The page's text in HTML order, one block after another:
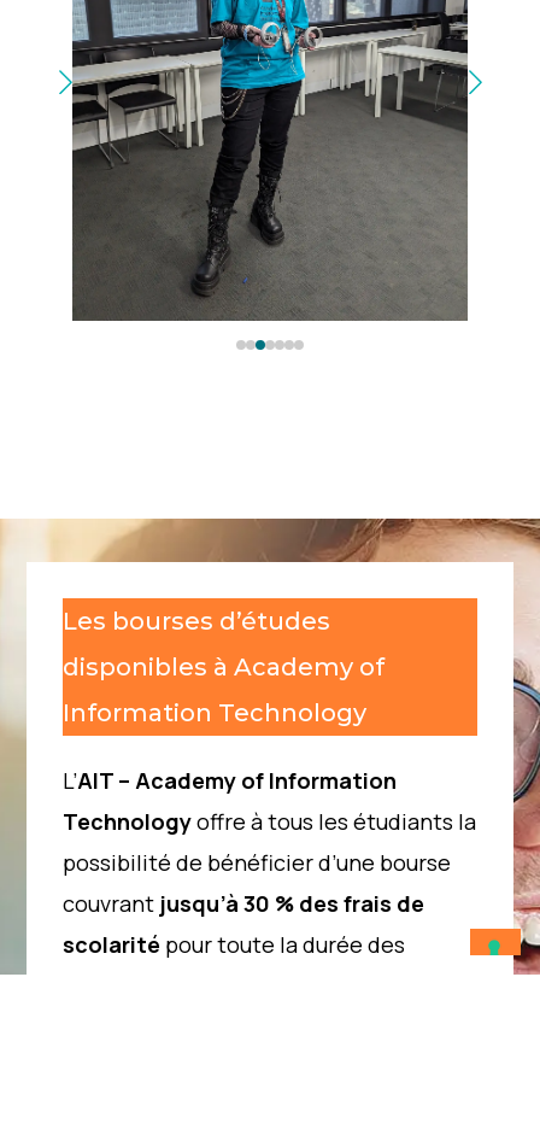
Les bourses d’études
disponibles à Academy of
Information Technology
L’AIT – Academy of Information
Technologyoffre à tous les étudiants la
possibilité de bénéficier d’une bourse
couvrant jusqu’à 30 % des frais de
scolarité pour toute la durée des